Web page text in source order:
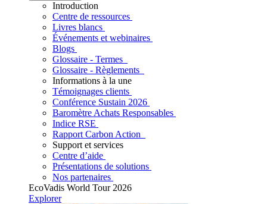
Introduction
Centre de ressources
Livres blancs
Événements et webinaires
Blogs
Glossaire - Termes
Glossaire - Règlements
Informations à la une
Témoignages clients
Conférence Sustain 2026
Baromètre Achats Responsables
Indice RSE
Rapport Carbon Action
Support et services
Centre d’aide
Présentations de solutions
Nos partenaires
EcoVadis World Tour 2026
Explorer